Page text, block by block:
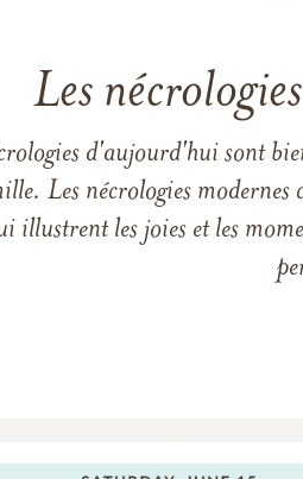
Les
d'aujourd'hui sont
Les nécrologies modernes
illustrent les joies et les